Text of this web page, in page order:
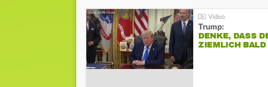
Trump:
DENKE, DASS
ZIEMLICH BALD